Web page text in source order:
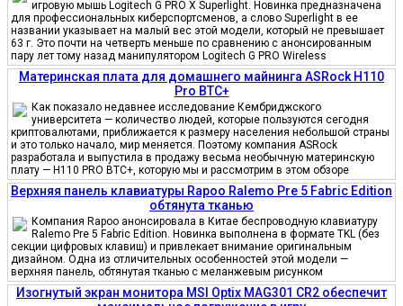
игровую мышь Logitech G PRO X Superlight. Новинка предназначена
для профессиональных киберспортсменов, а слово Superlight в ее
названии указывает на малый вес этой модели, который не превышает
63 г. Это почти на четверть меньше по сравнению с анонсированным
пару лет тому назад манипулятором Logitech G PRO Wireless
Материнская плата для домашнего майнинга ASRock H110
Pro BTC+
Как показало недавнее исследование Кембриджского
университета — количество людей, которые пользуются сегодня
криптовалютами, приближается к размеру населения небольшой страны
и это только начало, мир меняется. Поэтому компания ASRock
разработала и выпустила в продажу весьма необычную материнскую
плату — H110 PRO BTC+, которую мы и рассмотрим в этом обзоре
Верхняя панель клавиатуры Rapoo Ralemo Pre 5 Fabric Edition
обтянута тканью
Компания Rapoo анонсировала в Китае беспроводную клавиатуру
Ralemo Pre 5 Fabric Edition. Новинка выполнена в формате TKL (без
секции цифровых клавиш) и привлекает внимание оригинальным
дизайном. Одна из отличительных особенностей этой модели —
верхняя панель, обтянутая тканью с меланжевым рисунком
Изогнутый экран монитора MSI Optix MAG301 CR2 обеспечит